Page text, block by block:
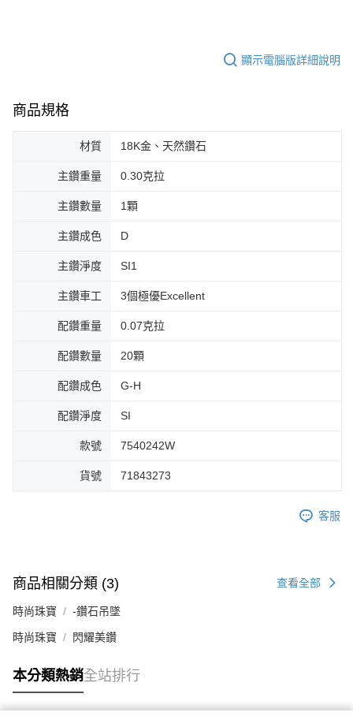
顯示電腦版詳細說明
商品規格
材質 18K金、天然鑽石
主鑽重量 0.30克拉
主鑽數量 1顆
主鑽成色 D
主鑽淨度 SI1
主鑽車工 3個極優Excellent
配鑽重量 0.07克拉
配鑽數量 20顆
配鑽成色 G-H
配鑽淨度 SI
款號 7540242W
貨號 71843273
客服
商品相關分類 (3) 查看全部
時尚珠寶 -鑽石吊墜
時尚珠寶 閃耀美鑽
本分類熱銷全站排行